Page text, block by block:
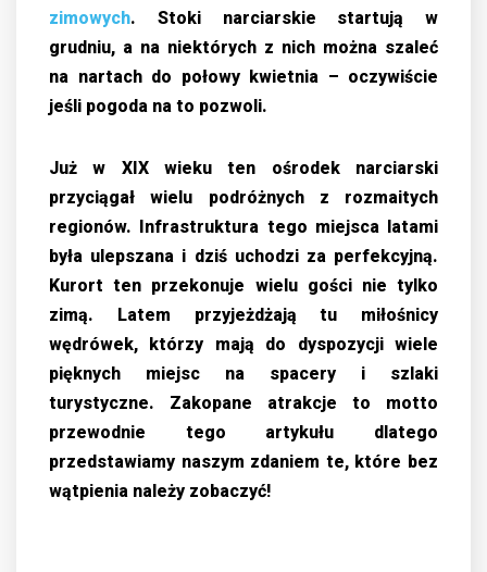
zimowych. Stoki narciarskie startują w
grudniu, a na niektórych z nich można szaleć
na nartach do połowy kwietnia – oczywiście
jeśli pogoda na to pozwoli.
Już w XIX wieku ten ośrodek narciarski
przyciągał wielu podróżnych z rozmaitych
regionów. Infrastruktura tego miejsca latami
była ulepszana i dziś uchodzi za perfekcyjną.
Kurort ten przekonuje wielu gości nie tylko
zimą. Latem przyjeżdżają tu miłośnicy
wędrówek, którzy mają do dyspozycji wiele
pięknych miejsc na spacery i szlaki
turystyczne. Zakopane atrakcje to motto
przewodnie tego artykułu dlatego
przedstawiamy naszym zdaniem te, które bez
wątpienia należy zobaczyć!